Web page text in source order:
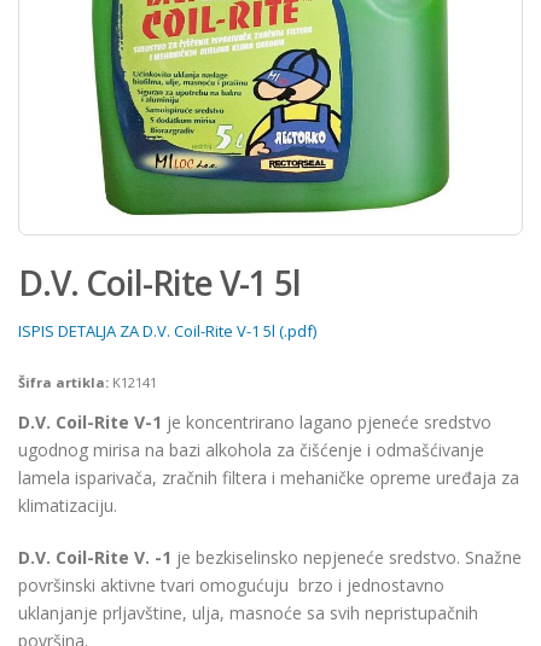
D.V. Coil-Rite V-1 5l
ISPIS DETALJA ZA D.V. Coil-Rite V-1 5l (.pdf)
Šifra artikla: K12141
D.V. Coil-Rite V-1 je koncentrirano lagano pjeneće sredstvo
ugodnog mirisa na bazi alkohola za čišćenje i odmašćivanje
lamela isparivača, zračnih filtera i mehaničke opreme uređaja za
klimatizaciju.
D.V. Coil-Rite V. -1 je bezkiselinsko nepjeneće sredstvo. Snažne
površinski aktivne tvari omogućuju brzo i jednostavno
uklanjanje prljavštine, ulja, masnoće sa svih nepristupačnih
površina.